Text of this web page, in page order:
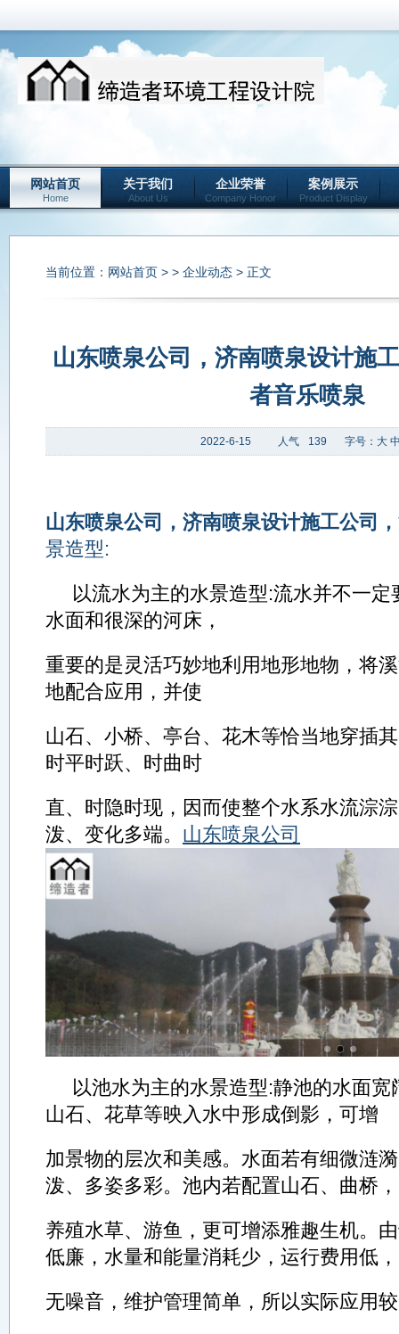
网站首页
Home
关于我们
About Us
企业荣誉
Company Honor
案例展示
Product Display
当前位置： 网站首页 > > 企业动态 > 正文
山东喷泉公司，济南喷泉设计施
者音乐喷泉
2022-6-15 人气 139 字号： 大
山东喷泉公司，济南喷泉设计施工公司，
景造型:
以流水为主的水景造型:流水并不一
水面和很深的河床，
重要的是灵活巧妙地利用地形地物，将
地配合应用，并使
山石、小桥、亭台、花木等恰当地穿插
时平时跃、时曲时
直、时隐时现，因而使整个水系水流淙
泼、变化多端。 山东喷泉公司
以池水为主的水景造型:静池的水面宽
山石、花草等映入水中形成倒影，可增
加景物的层次和美感。水面若有细微涟
泼、多姿多彩。池内若配置山石、曲桥，
养殖水草、游鱼，更可增添雅趣生机。
低廉，水量和能量消耗少，运行费用低，
无噪音，维护管理简单，所以实际应用